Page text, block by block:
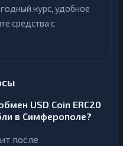
курс, удобное
средства с
USD Coin ERC20
в Симферополе?
после